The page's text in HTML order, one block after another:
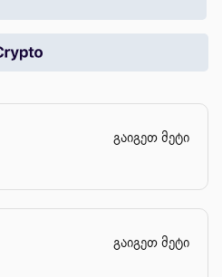
გაიგეთ მეტი
გაიგეთ მეტი